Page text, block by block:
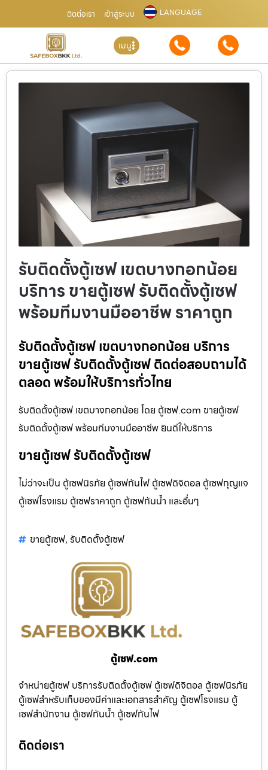
ติดต่อเรา เข้าสู่ระบบ LANGUAGE
เมนู
รับติดตั้งตู้เซฟ เขตบางกอกน้อย
บริการ ขายตู้เซฟ รับติดตั้งตู้เซฟ
พร้อมทีมงานมืออาชีพ ราคาถูก
รับติดตั้งตู้เซฟ เขตบางกอกน้อย บริการ
ขายตู้เซฟ รับติดตั้งตู้เซฟ ติดต่อสอบถามได้
ตลอด พร้อมให้บริการทั่วไทย
รับติดตั้งตู้เซฟ เขตบางกอกน้อย โดย ตู้เซฟ.com ขายตู้เซฟ
รับติดตั้งตู้เซฟ พร้อมทีมงานมืออาชีพ ยินดีให้บริการ
ขายตู้เซฟ รับติดตั้งตู้เซฟ
ไม่ว่าจะเป็น ตู้เซฟนิรภัย ตู้เซฟกันไฟ ตู้เซฟดิจิตอล ตู้เซฟกุญแจ
ตู้เซฟโรงแรม ตู้เซฟราคาถูก ตู้เซฟกันน้ำ และอื่นๆ
ขายตู้เซฟ, รับติดตั้งตู้เซฟ
ตู้เซฟ.com
จำหน่ายตู้เซฟ บริการรับติดตั้งตู้เซฟ ตู้เซฟดิจิตอล ตู้เซฟนิรภัย
ตู้เซฟสำหรับเก็บของมีค่าและเอกสารสำคัญ ตู้เซฟโรงแรม ตู้
เซฟสำนักงาน ตู้เซฟกันน้ำ ตู้เซฟกันไฟ
ติดต่อเรา